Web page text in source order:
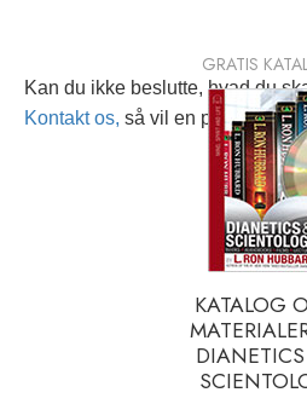
Kan du ikke beslutte, hvad du
Kontakt os, så vil en personlig
GRATIS
KATALOG